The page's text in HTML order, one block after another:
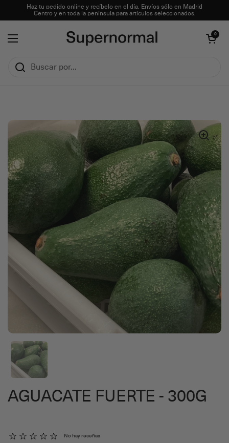
Ir al contenidoHaz tu pedido online y recíbelo en el día. Envíos sólo en Madrid
Centro y en toda la península para artículos seleccionados.
Abrir menú
Abrir carrito
0
AGUACATE FUERTE - 300G
No hay reseñas